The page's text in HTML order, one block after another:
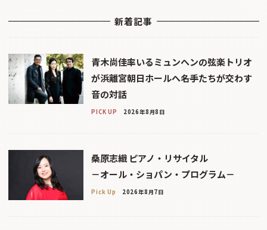
新着記事
青木尚佳率いるミュンヘンの弦楽トリオ
が浜離宮朝日ホールへ――名手たちが交わす
音の対話
PICK UP 2026年8月8日
桑原志織 ピアノ・リサイタル
－オール・ショパン・プログラム－
Pick Up 2026年8月7日